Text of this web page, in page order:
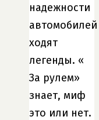
надежности
автомобилей
ходят
легенды. «
За рулем»
знает, миф
это или нет.